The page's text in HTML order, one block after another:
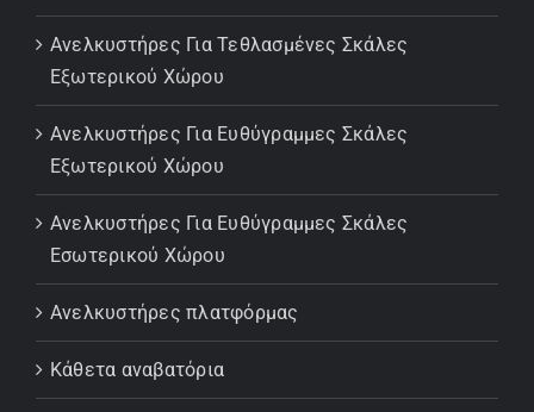
Ανελκυστήρες Για Τεθλασμένες Σκάλες
Εξωτερικού Χώρου
Ανελκυστήρες Για Ευθύγραμμες Σκάλες
Εξωτερικού Χώρου
Ανελκυστήρες Για Ευθύγραμμες Σκάλες
Εσωτερικού Χώρου
Ανελκυστήρες πλατφόρμας
Κάθετα αναβατόρια